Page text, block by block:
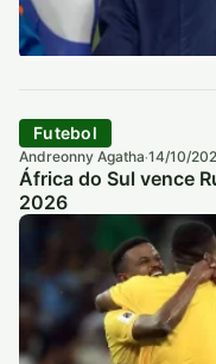
Futebol
Andreonny Agatha·14/10/
África do Sul vence
2026